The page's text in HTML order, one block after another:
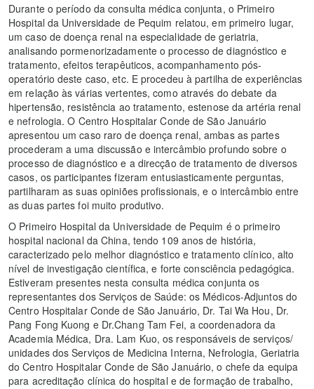
Durante o período da consulta médica conjunta, o Primeiro
Hospital da Universidade de Pequim relatou, em primeiro lugar,
um caso de doença renal na especialidade de geriatria,
analisando pormenorizadamente o processo de diagnóstico e
tratamento, efeitos terapêuticos, acompanhamento pós-
operatório deste caso, etc. E procedeu à partilha de experiências
em relação às várias vertentes, como através do debate da
hipertensão, resistência ao tratamento, estenose da artéria renal
e nefrologia. O Centro Hospitalar Conde de São Januário
apresentou um caso raro de doença renal, ambas as partes
procederam a uma discussão e intercâmbio profundo sobre o
processo de diagnóstico e a direcção de tratamento de diversos
casos, os participantes fizeram entusiasticamente perguntas,
partilharam as suas opiniões profissionais, e o intercâmbio entre
as duas partes foi muito produtivo.
O Primeiro Hospital da Universidade de Pequim é o primeiro
hospital nacional da China, tendo 109 anos de história,
caracterizado pelo melhor diagnóstico e tratamento clínico, alto
nível de investigação científica, e forte consciência pedagógica.
Estiveram presentes nesta consulta médica conjunta os
representantes dos Serviços de Saúde: os Médicos-Adjuntos do
Centro Hospitalar Conde de São Januário, Dr. Tai Wa Hou, Dr.
Pang Fong Kuong e Dr.Chang Tam Fei, a coordenadora da
Academia Médica, Dra. Lam Kuo, os responsáveis de serviços/
unidades dos Serviços de Medicina Interna, Nefrologia, Geriatria
do Centro Hospitalar Conde de São Januário, o chefe da equipa
para acreditação clínica do hospital e de formação de trabalho,